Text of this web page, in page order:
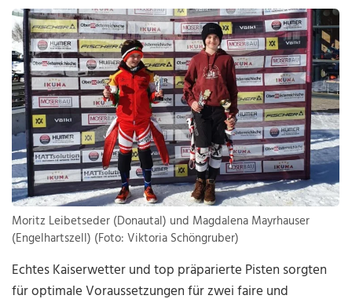
Moritz Leibetseder (Donautal) und Magdalena Mayrhauser
(Engelhartszell) (Foto: Viktoria Schöngruber)
Echtes Kaiserwetter und top präparierte Pisten sorgten
für optimale Voraussetzungen für zwei faire und